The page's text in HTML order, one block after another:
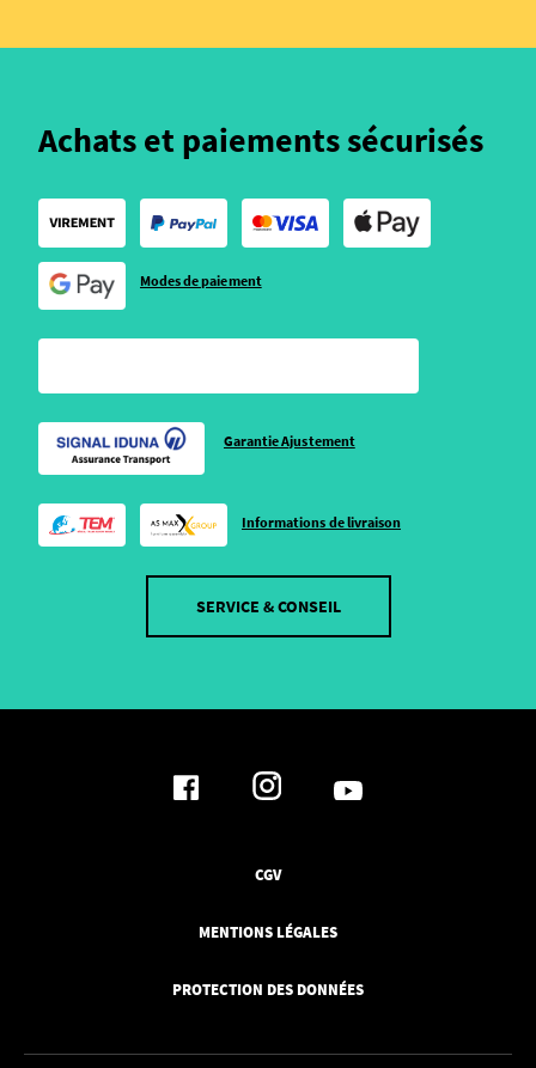
Achats et paiements sécurisés
Modes de paiement
Garantie Ajustement
Informations de livraison
SERVICE & CONSEIL
CGV
MENTIONS LÉGALES
PROTECTION DES DONNÉES